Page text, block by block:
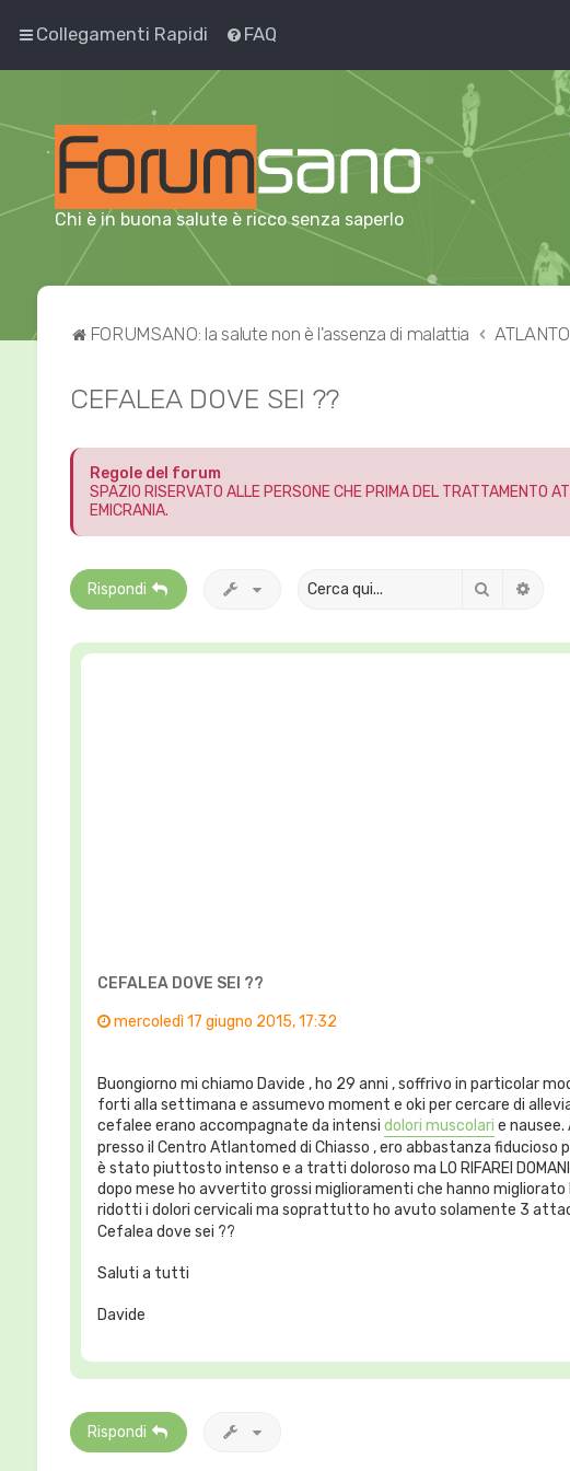
Collegamenti Rapidi FAQ
Chi è in buona salute è ricco senza saperlo
FORUMSANO: la salute non è l'assenza di malattia
CEFALEA DOVE SEI ??
Regole del forum
SPAZIO RISERVATO ALLE PERSONE CHE PRIMA DEL TRATTAMENTO
EMICRANIA.
Rispondi Cerca
CEFALEA DOVE SEI ??
mercoledì 17 giugno 2015, 17:32
Buongiorno mi chiamo Davide , ho 29 anni , soffrivo in particolar
forti alla settimana e assumevo moment e oki per cercare di
cefalee erano accompagnate da intensi dolori muscolari e nausee.
presso il Centro Atlantomed di Chiasso , ero abbastanza
è stato piuttosto intenso e a tratti doloroso ma LO RIFAREI
dopo mese ho avvertito grossi miglioramenti che hanno migliorato
ridotti i dolori cervicali ma soprattutto ho avuto solamente 3
Cefalea dove sei ??
Saluti a tutti
Davide
Rispondi